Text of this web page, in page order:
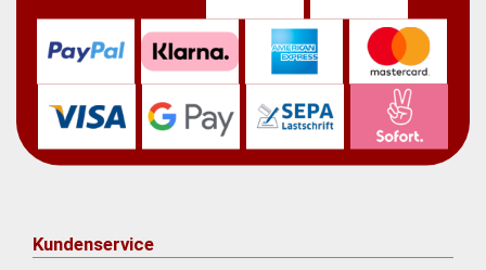
Kundenservice